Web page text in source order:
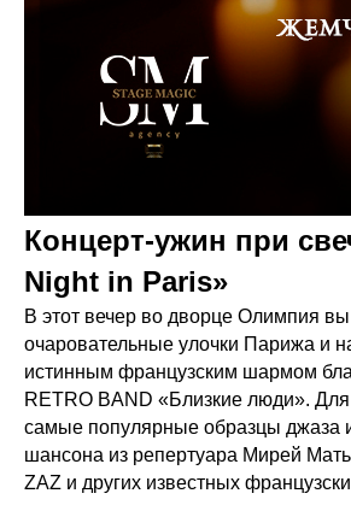
Концерт-ужин при
Night in Paris»
В этот вечер во дворце Олимпия
очаровательные улочки Парижа и
истинным французским шармом
RETRO BAND «Близкие люди». Для
самые популярные образцы джаза
шансона из репертуара Мирей
ZAZ и других известных